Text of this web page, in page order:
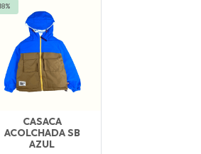
CASACA
ACOLCHADA SB
AZUL